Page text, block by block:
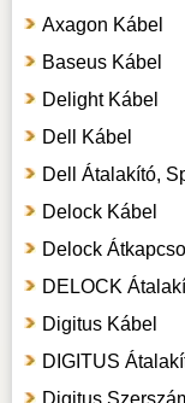
Axagon Kábel
Baseus Kábel
Delight Kábel
Dell Kábel
Dell Átalakító,
Delock Kábel
Delock
DELOCK
Digitus Kábel
DIGITUS